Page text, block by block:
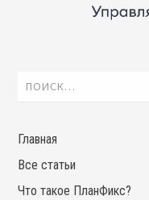
Найти:
Главная
Все статьи
Что такое ПланФикс?